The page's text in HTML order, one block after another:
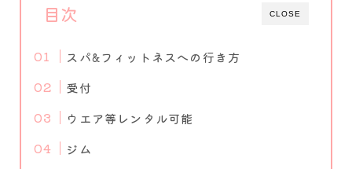
CLOSE
目次
スパ&フィットネスへの行き方
受付
ウエア等レンタル可能
ジム